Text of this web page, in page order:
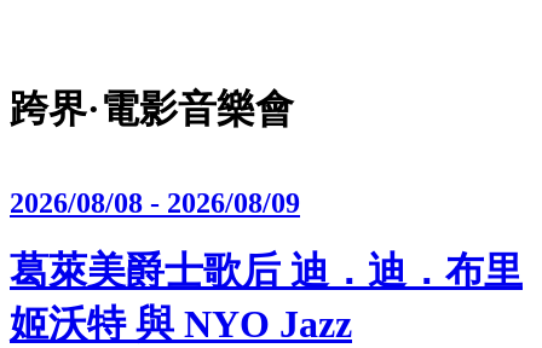
跨界·電影音樂會
2026/08/08 - 2026/08/09
葛萊美爵士歌后 迪．迪．布里
姬沃特 與 NYO Jazz